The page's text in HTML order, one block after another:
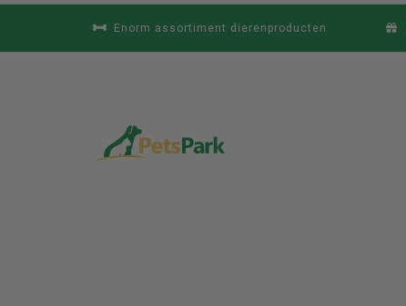
Enorm assortiment dierenproducten